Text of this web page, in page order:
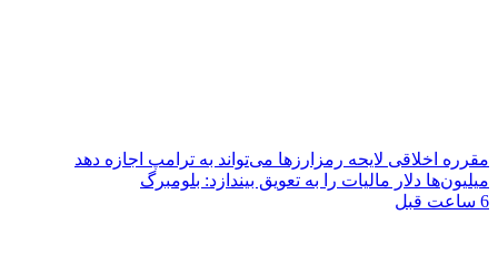
مقرره اخلاقی لایحه رمزارزها می‌تواند به ترامپ اجازه دهد
میلیون‌ها دلار مالیات را به تعویق بیندازد: بلومبرگ
6 ساعت قبل